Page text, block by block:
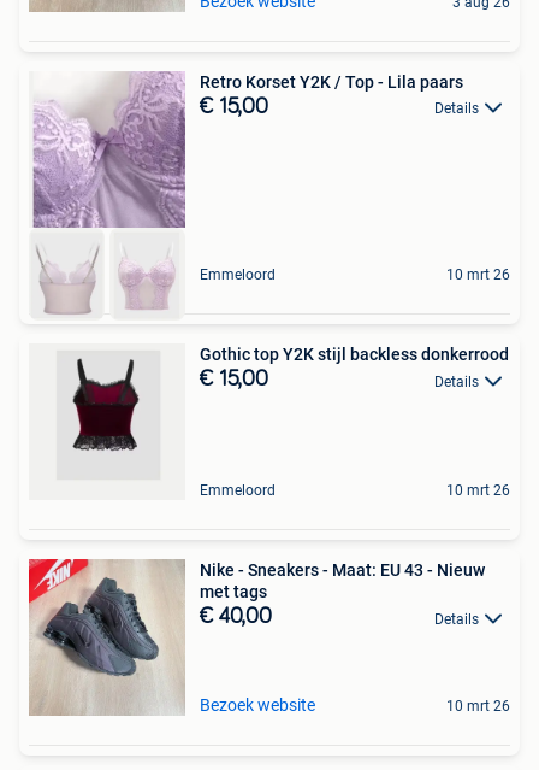
Retro Korset Y2K / Top - Lila paars
€ 15,00 Details
Emmeloord 10 mrt 26
Gothic top Y2K stijl backless donkerrood
€ 15,00 Details
Emmeloord 10 mrt 26
Nike - Sneakers - Maat: EU 43 - Nieuw
met tags
€ 40,00 Details
Bezoek website 10 mrt 26